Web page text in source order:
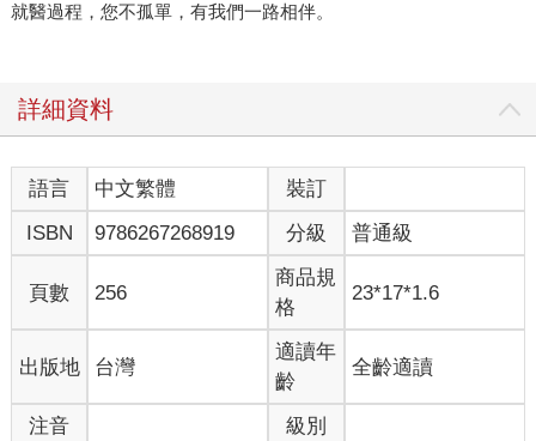
就醫過程，您不孤單，有我們一路相伴。
詳細資料
語言 中文繁體
裝訂
ISBN
9786267268919 分級 普通級
頁數 256
商品規
格
23*17*1.6
出版地 台灣
適讀年
齡
全齡適讀
注音 級別